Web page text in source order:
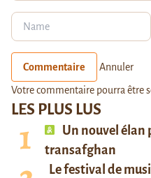
LES PLUS LUS
Un nouvel
transafghan
Le festival de
Commentaire Annuler
Votre commentaire pourra être